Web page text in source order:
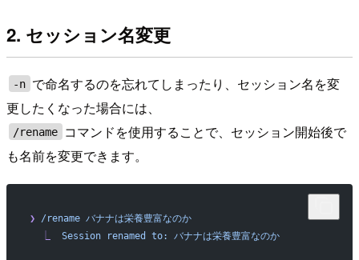
2. セッション名変更
-n で命名するのを忘れてしまったり、セッション名を変
更したくなった場合には、
/rename
コマンドを使用することで、セッション開始後で
も名前を変更できます。
❯ /rename バナナは栄養豊富なのか
  Session
renamed to: バナナは栄養豊富なのか